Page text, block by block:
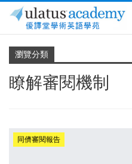
瀏覽分類
瞭解審閱機制
同儕審閱報告